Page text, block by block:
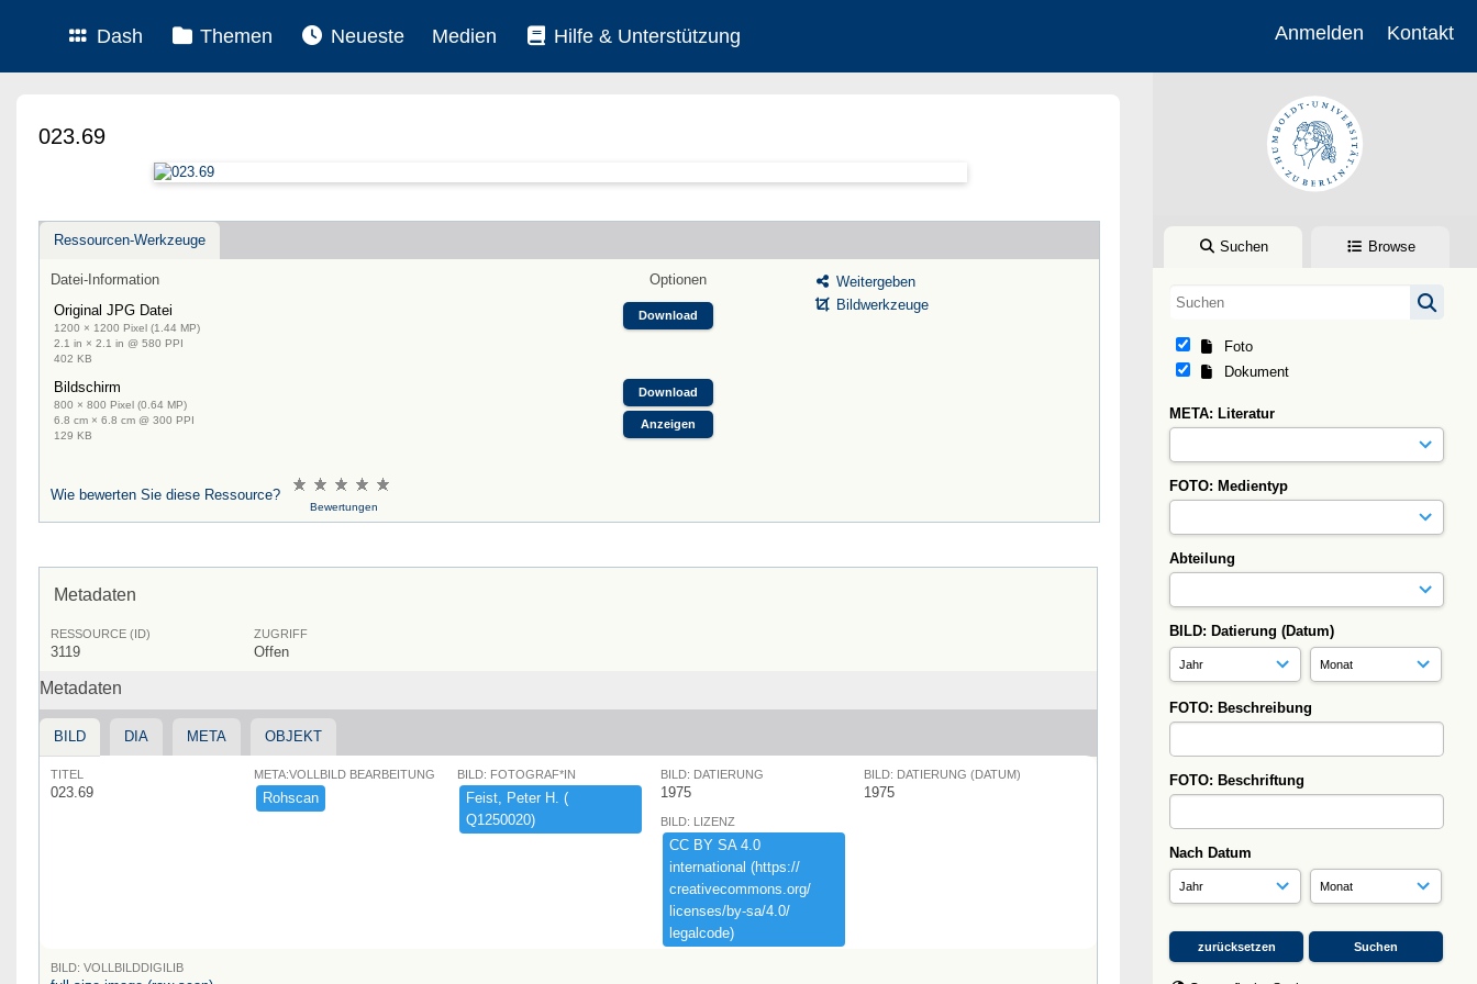
Dash Themen Neueste Medien Hilfe & Unterstützung Anmelden Kontakt
Suchen Browse
Foto
Dokument
META: Literatur
FOTO: Medientyp
Abteilung
BILD: Datierung (Datum)
FOTO: Beschreibung
FOTO: Beschriftung
Nach Datum
023.69
Ressourcen-Werkzeuge
Datei-Information
Optionen
Original JPG Datei
1200 × 1200 Pixel (1.44 MP)
2.1 in × 2.1 in @ 580 PPI
402 KB
Download
Bildschirm
800 × 800 Pixel (0.64 MP)
6.8 cm × 6.8 cm @ 300 PPI
129 KB
Download
Anzeigen
Weitergeben
Bildwerkzeuge
Wie bewerten Sie diese Ressource?
Bewertungen
Metadaten
RESSOURCE (ID)
3119
ZUGRIFF
Offen
Metadaten
BILD DIA META OBJEKT
TITEL
023.69
META:VOLLBILD BEARBEITUNG
Rohscan
BILD: FOTOGRAF*IN
Feist,​ ​Peter ​H.​ ​(​
Q1250020)​
BILD: DATIERUNG
1975
BILD: DATIERUNG (DATUM)
1975
BILD: LIZENZ
CC ​BY ​SA ​4.​0 ​
international ​(​https:​/​/​
creativecommons.​org/​
licenses/​by-​sa/​4.​0/​
legalcode)​
BILD: VOLLBILDDIGILIB